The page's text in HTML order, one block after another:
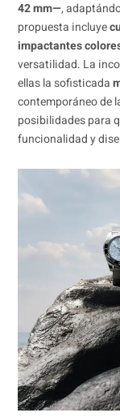
42 mm—,
propuesta incluye
impactantes
versatilidad. La
ellas la sofisticada
contemporáneo de
posibilidades para
funcionalidad y